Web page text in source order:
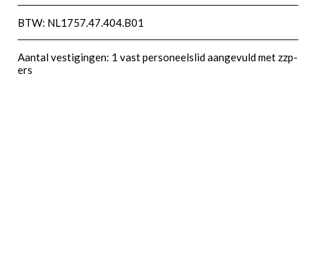
BTW: NL1757.47.404.B01
Aantal vestigingen: 1 vast personeelslid aangevuld met zzp-
ers